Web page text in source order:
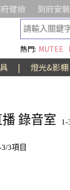
健檢 到府安裝
熱門: MUTEE
| 燈光&影棚
播 錄音室 1-
3/3項目